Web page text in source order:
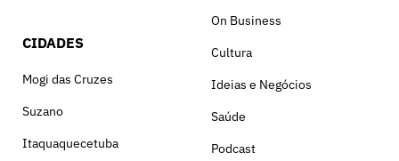
CIDADES
Mogi das Cruzes
Suzano
Itaquaquecetuba
On Business
Cultura
Ideias e Negócios
Saúde
Podcast